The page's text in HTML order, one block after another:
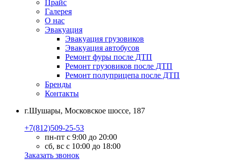
Прайс
Галерея
О нас
Эвакуация
Эвакуация грузовиков
Эвакуация автобусов
Ремонт фуры после ДТП
Ремонт грузовиков после ДТП
Ремонт полуприцепа после ДТП
Бренды
Контакты
г.Шушары, Московское шоссе, 187
+7(812)509-25-53
пн-пт с 9:00 до 20:00
сб, вс с 10:00 до 18:00
Заказать звонок